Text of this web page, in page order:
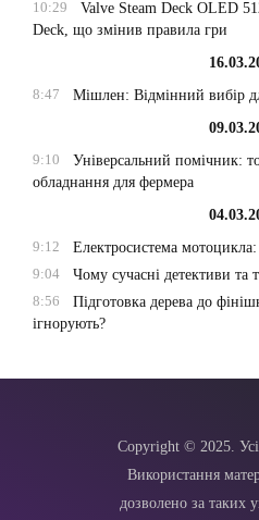
10:29
Valve Steam Deck OLED
Deck, що змінив правила гри
8:47
Мішлен: Відмінний вибір
9:10
Універсальний помічник:
обладнання для фермера
9:12
Електросистема мотоцикла:
9:04
Чому сучасні детективи та
8:56
Підготовка дерева до
ігнорують?
Copyright © 2025.
Використання
дозволено за таких